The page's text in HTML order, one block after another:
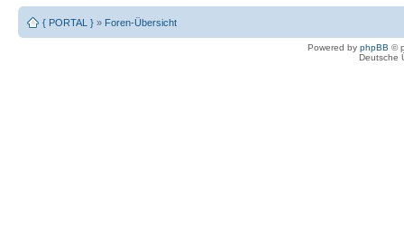
{ PORTAL } » Foren-Übersicht
Powered by phpBB ©
Deutsche